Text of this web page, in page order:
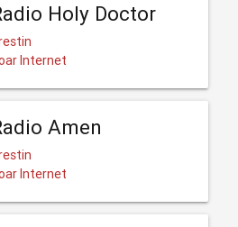
Holy Doctor
Internet
Amen
Internet